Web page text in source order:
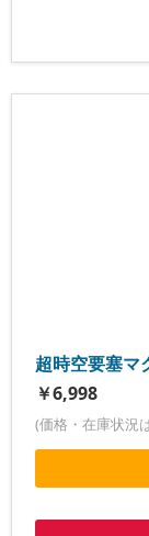
超時空要塞マ
￥6,998
(価格・在庫状況